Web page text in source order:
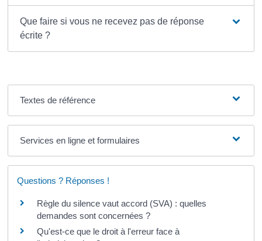
Que faire si vous ne recevez pas de réponse
écrite ?
Textes de référence
Services en ligne et formulaires
Questions ? Réponses !
Règle du silence vaut accord (SVA) : quelles
demandes sont concernées ?
Qu'est-ce que le droit à l'erreur face à